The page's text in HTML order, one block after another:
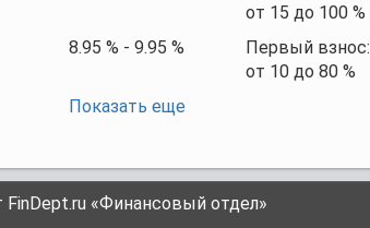
от 15 до 100%
8.95 % - 9.95 %
Первый взнос:
от 10до 80%
Показать еще
«Финансовый отдел»